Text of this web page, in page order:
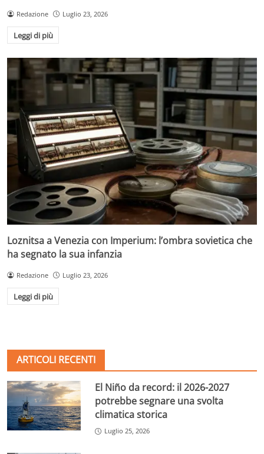
Redazione Luglio 23, 2026
Leggi di più
Loznitsa a Venezia con Imperium: l’ombra sovietica che
ha segnato la sua infanzia
Redazione Luglio 23, 2026
Leggi di più
ARTICOLI RECENTI
El Niño da record: il 2026-2027
potrebbe segnare una svolta
climatica storica
Luglio 25, 2026